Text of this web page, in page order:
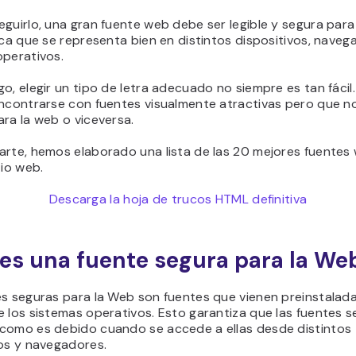
una gran fuente web debe ser legible y segura
que se representa bien en distintos dispositivos,
elegir un tipo de letra adecuado no siempre es tan
con fuentes visualmente atractivas pero que
la web o viceversa.
hemos elaborado una lista de las 20 mejores
web.
Descarga la hoja de trucos HTML definitiva
una fuente segura para la
seguras para la Web son fuentes que vienen
los sistemas operativos. Esto garantiza que las fuentes
es debido cuando se accede a ellas desde distintos
y navegadores.